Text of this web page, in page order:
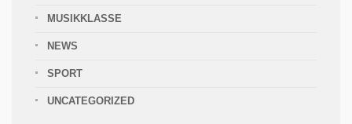
MUSIKKLASSE
NEWS
SPORT
UNCATEGORIZED